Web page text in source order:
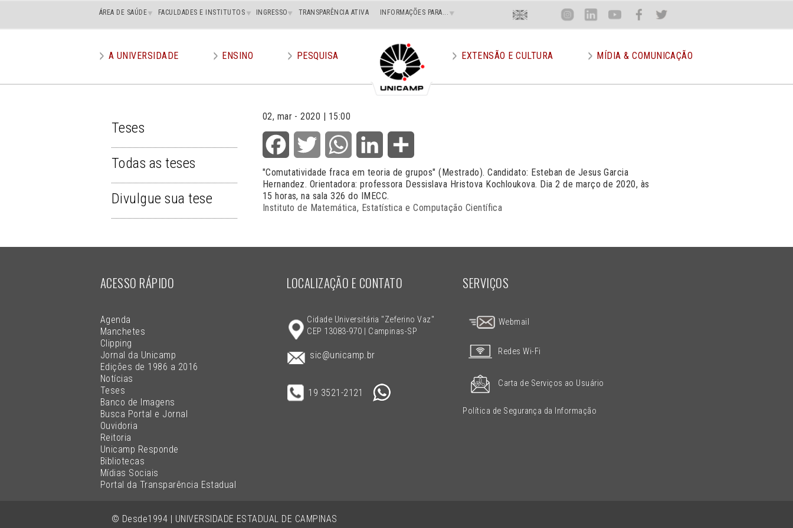
Main
superior
ÁREA DE SAÚDE FACULDADES E INSTITUTOS INGRESSO TRANSPARÊNCIA ATIVA INFORMAÇÕES PARA... Menu
Superior
Direito
En Inst Lin You Face Twit
menu
A UNIVERSIDADE ENSINO PESQUISA EXTENSÃO E CULTURA MÍDIA & COMUNICAÇÃO
TESES
Teses
Todas as teses
Divulgue sua tese
02, mar - 2020 | 15:00
Facebook Twitter WhatsApp LinkedIn
"Comutatividade fraca em teoria de grupos" (Mestrado). Candidato: Esteban de Jesus Garcia
Hernandez. Orientadora: professora Dessislava Hristova Kochloukova. Dia 2 de março de 2020, às
15 horas, na sala 326 do IMECC.
Instituto de Matemática, Estatística e Computação Científica
© Desde1994 | UNIVERSIDADE ESTADUAL DE CAMPINAS
ACESSO RÁPIDO
Agenda
Manchetes
Clipping
Jornal da Unicamp
Edições de 1986 a 2016
Notícias
Teses
Banco de Imagens
Busca Portal e Jornal
Ouvidoria
Reitoria
Unicamp Responde
Bibliotecas
Mídias Sociais
Portal da Transparência Estadual
LOCALIZAÇÃO E CONTATO
Cidade Universitária "Zeferino Vaz"
CEP 13083-970 | Campinas-SP
sic@unicamp.br
19 3521-2121
SERVIÇOS
Webmail
Redes Wi-Fi
Carta de Serviços ao Usuário
Política de Segurança da Informação